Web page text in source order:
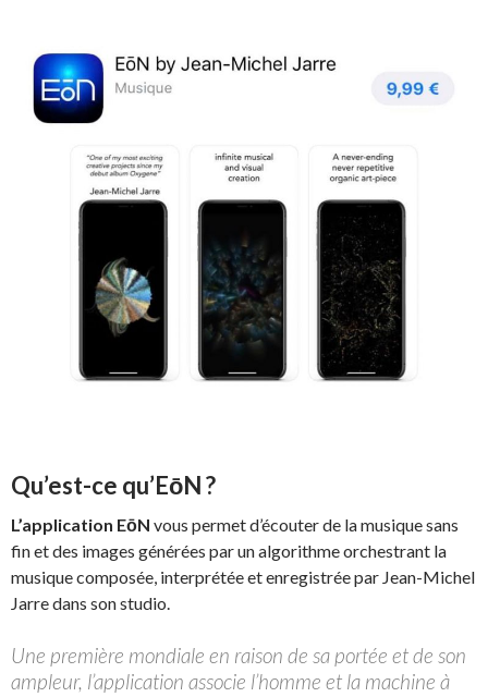
Qu’est-ce qu’EōN ?
L’application EōN vous permet d’écouter de la musique sans
fin et des images générées par un algorithme orchestrant la
musique composée, interprétée et enregistrée par Jean-Michel
Jarre dans son studio.
Une première mondiale en raison de sa portée et de son
ampleur, l’application associe l’homme et la machine à